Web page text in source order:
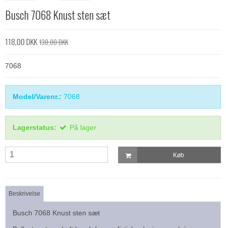
Busch 7068 Knust sten sæt
118,00 DKK130,00 DKK
7068
Model/Varenr.: 7068
Lagerstatus: På lager
Køb
Beskrivelse
Busch 7068 ‎Knust sten sæt